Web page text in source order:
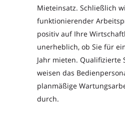
Mieteinsatz. Schließlich
funktionierender
positiv auf Ihre
unerheblich, ob Sie für
Jahr mieten. Qualifizierte
weisen das
planmäßige
durch.